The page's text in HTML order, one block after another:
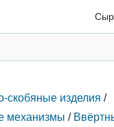
скобяные изделия /
механизмы /